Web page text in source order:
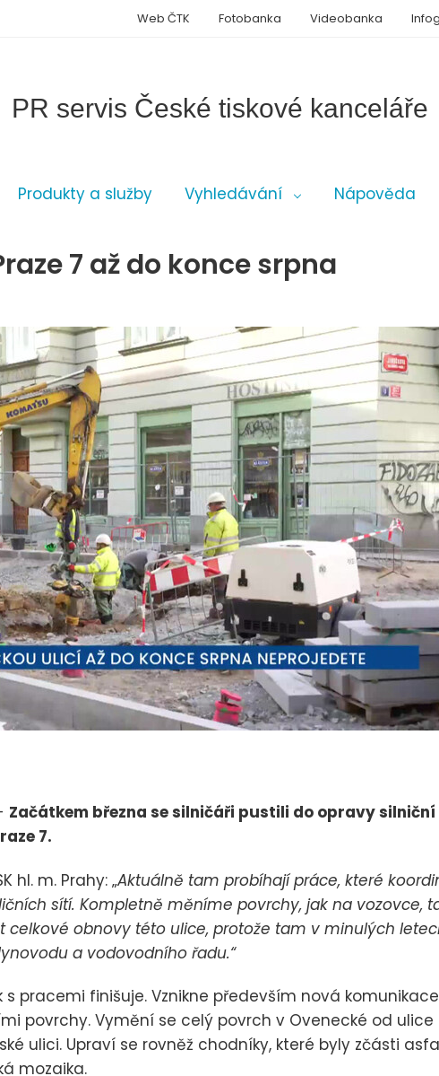
PR servis České tiskové kanceláře
Produkty a služby Vyhledávání Nápověda
Web ČTK Fotobanka Videobanka
7 až do konce srpna
Začátkem března se silničáři pustili do opravy silniční
7.
hl. m. Prahy: „Aktuálně tam probíhají práce, které
sítí. Kompletně měníme povrchy, jak na vozovce,
celkové obnovy této ulice, protože tam v minulých
a vodovodního řadu.“
pracemi finišuje. Vznikne především nová
povrchy. Vymění se celý povrch v Ovenecké od ulice
ulici. Upraví se rovněž chodníky, které byly zčásti
mozaika.